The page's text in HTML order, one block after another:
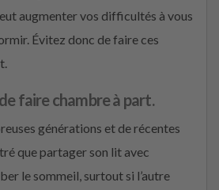
augmenter vos difficultés à vous
Évitez donc de faire ces
faire chambre à part.
générations et de récentes
que partager son lit avec
le sommeil, surtout si l’autre